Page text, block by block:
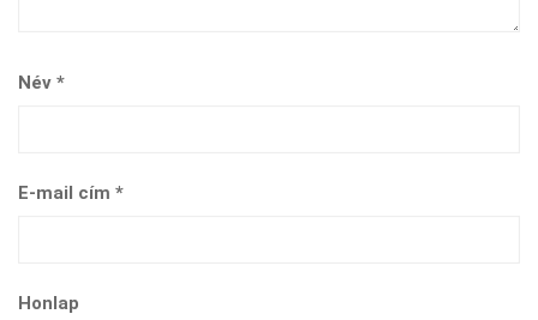
Név *
E-mail cím *
Honlap